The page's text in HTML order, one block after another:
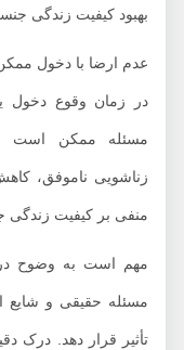
بهبود کیفیت زندگی جنسی
عدم ارضا با دخول ممکن
در زمان وقوع دخول یا
مسئله ممکن است باعث
زناشویی ناموفق، کاهش
منفی بر کیفیت زندگی
مهم است به وضوح درک
مسئله حقیقی و شایع است
تأثیر قرار دهد. درک دقیق